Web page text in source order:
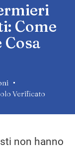
Come
Cosa
Verificato
non hanno